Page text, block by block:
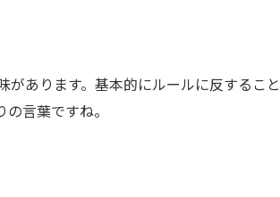
あります。基本的にルールに反すること
言葉ですね。